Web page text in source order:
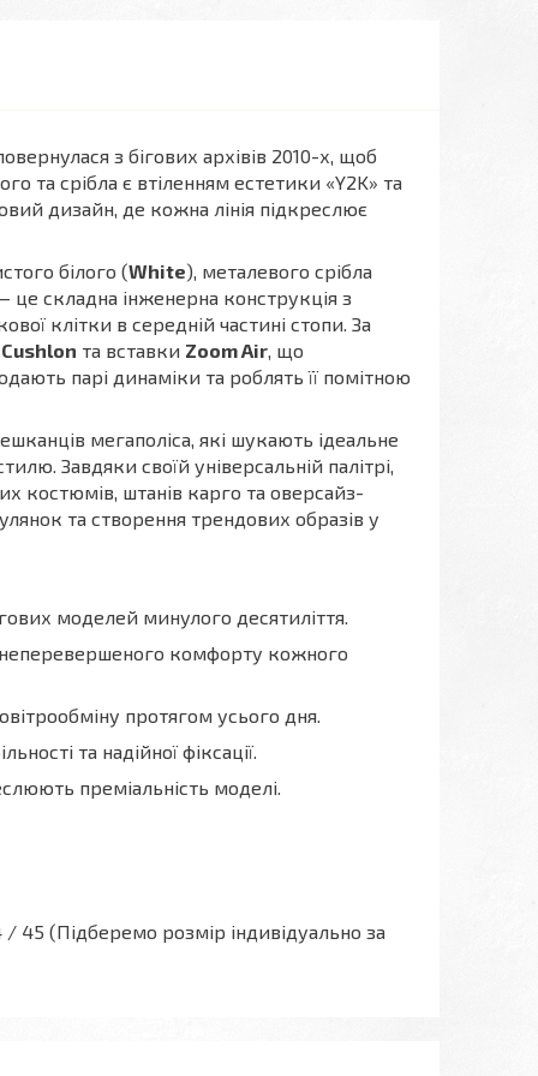
з бігових архівів 2010-х, щоб
та срібла є втіленням естетики «Y2K» та
дизайн, де кожна лінія підкреслює
білого (White), металевого срібла
це складна інженерна конструкція з
клітки в середній частині стопи. За
Cushlon та вставки Zoom Air, що
парі динаміки та роблять її помітною
мегаполіса, які шукають ідеальне
Завдяки своїй універсальній палітрі,
костюмів, штанів карго та оверсайз-
та створення трендових образів у
моделей минулого десятиліття.
комфорту кожного
протягом усього дня.
та надійної фіксації.
преміальність моделі.
(Підберемо розмір індивідуально за